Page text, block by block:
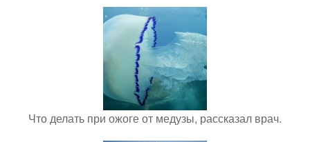
Что делать при ожоге от медузы, рассказал врач.